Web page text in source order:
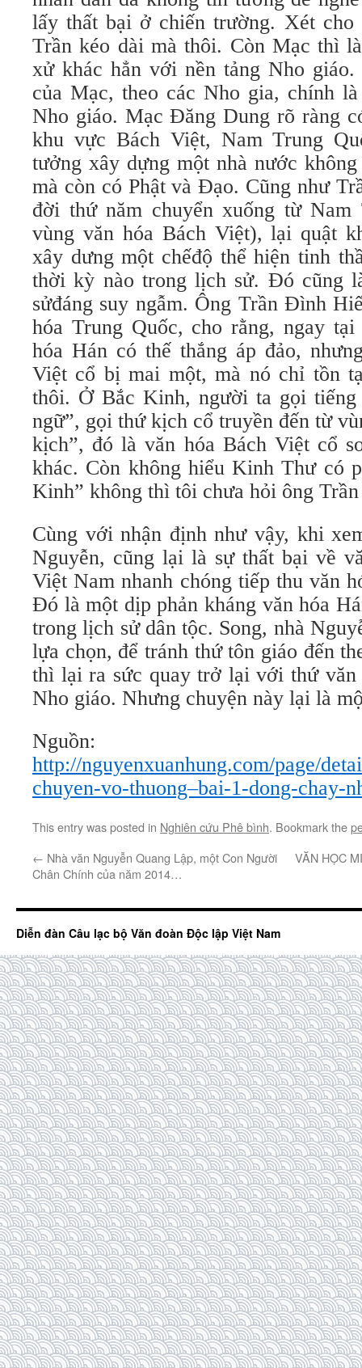
lấy thất bại ở chiến trường. Xét
Trần kéo dài mà thôi. Còn Mạc thì
xử khác hẳn với nền tảng Nho
của Mạc, theo các Nho gia, chính
Nho giáo. Mạc Đăng Dung rõ ràng
khu vực Bách Việt, Nam Trung
tưởng xây dựng một nhà nước
mà còn có Phật và Đạo. Cũng như
đời thứ năm chuyển xuống từ Nam
vùng văn hóa Bách Việt), lại quật
xây dưng một chếđộ thể hiện tinh
thời kỳ nào trong lịch sử. Đó cũng
sửđáng suy ngẫm. Ông Trần Đình
hóa Trung Quốc, cho rằng, ngay
hóa Hán có thế thắng áp đảo,
Việt cổ bị mai một, mà nó chỉ tồn
thôi. Ở Bắc Kinh, người ta gọi tiếng
ngữ”, gọi thứ kịch cổ truyền đến từ
kịch”, đó là văn hóa Bách Việt cổ
khác. Còn không hiểu Kinh Thư có
Kinh” không thì tôi chưa hỏi ông
Cùng với nhận định như vậy, khi
Nguyễn, cũng lại là sự thất bại về
Việt Nam nhanh chóng tiếp thu văn
Đó là một dịp phản kháng văn hóa
trong lịch sử dân tộc. Song, nhà
lựa chọn, để tránh thứ tôn giáo đến
thì lại ra sức quay trở lại với thứ văn
Nho giáo. Nhưng chuyện này lại là
Nguồn:
http://nguyenxuanhung.com/page/
chuyen-vo-thuong–bai-1-dong-chay-
This entry was posted in Nghiên cứu Phê bình. Bookmark the
← Nhà văn Nguyễn Quang Lập, một Con Người
Chân Chính của năm 2014…
VĂN HỌC
Diễn đàn Câu lạc bộ Văn đoàn Độc lập Việt Nam